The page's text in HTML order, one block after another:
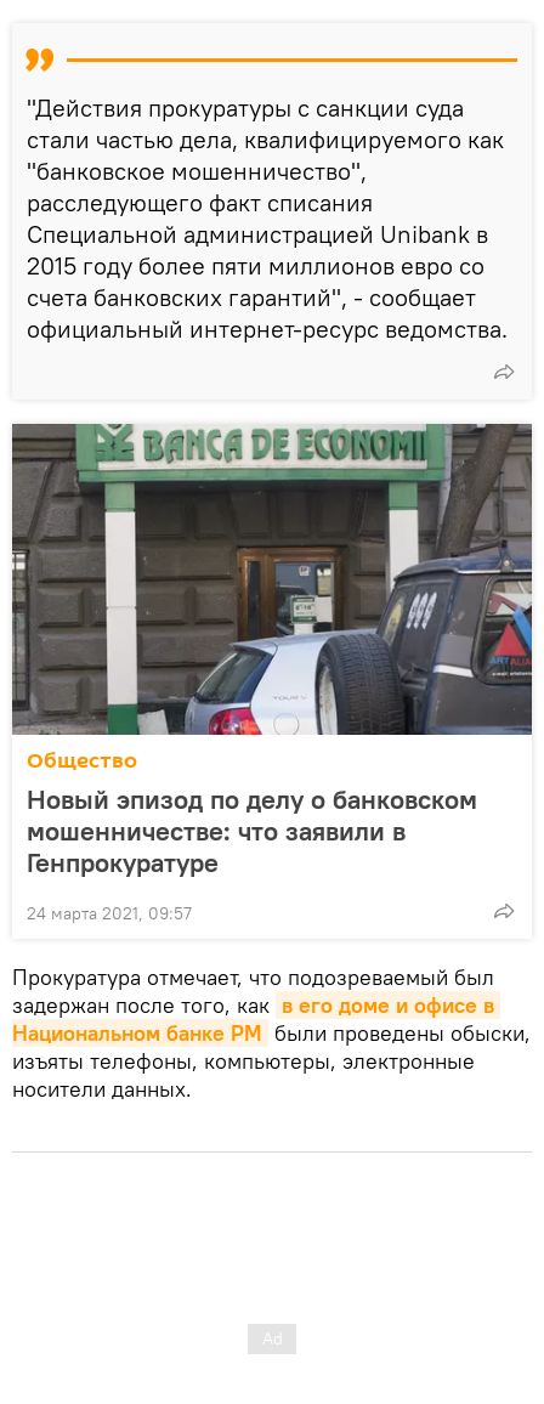
"Действия прокуратуры с санкции суда
стали частью дела, квалифицируемого как
"банковское мошенничество",
расследующего факт списания
Специальной администрацией Unibank в
2015 году более пяти миллионов евро со
счета банковских гарантий", - сообщает
официальный интернет-ресурс ведомства.
Общество
Новый эпизод по делу о банковском
мошенничестве: что заявили в
Генпрокуратуре
24 марта 2021, 09:57
Прокуратура отмечает, что подозреваемый был
задержан после того, как в его доме и офисе в
Национальном банке РМ были проведены обыски,
изъяты телефоны, компьютеры, электронные
носители данных.